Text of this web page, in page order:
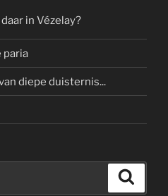
in Vézelay?
paria
diepe duisternis...